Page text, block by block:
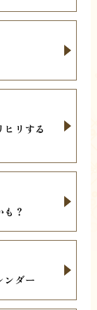
リする
？
ンダー